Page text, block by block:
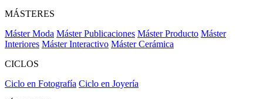
MÁSTERES
Máster Moda Máster Publicaciones Máster Producto Máster
Interiores Máster Interactivo Máster Cerámica
CICLOS
Ciclo en Fotografía Ciclo en Joyería